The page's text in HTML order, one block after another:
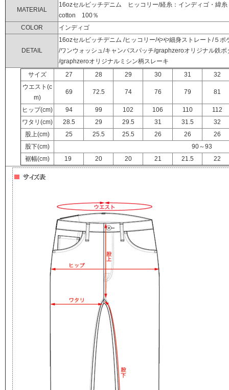
MATERIAL
16ozセルビッチデニム ヒッコリー/経糸：インディゴ・緯糸
cotton 100％
COLOR
インディゴ
DETAIL
16ozセルビッチデニム /ヒッコリー/やや細身ストレート/５ポ
/ワンウォッシュ/キャンバスパッチ/graphzeroオリジナル鉄ボ
/graphzeroオリジナルミシン柄スレーキ
サイズ
27 28 29 30 31
32
ウエスト(c
m)
69 72.5 74 76 79 81
ヒップ(cm) 94 99 102 106 110
112
ワタリ(cm)
28.5 29 29.5 31 31.5
32
股上(cm)
25 25.5 25.5 26 26
26
股下(cm)
90～93
裾幅(cm)
19 20 20 21 21.5 22